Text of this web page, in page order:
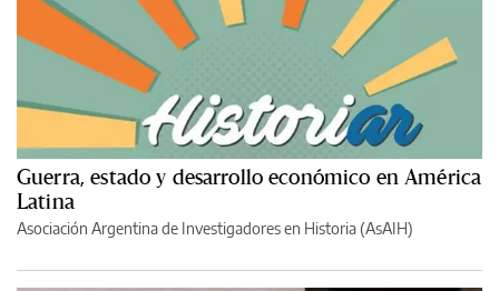
Guerra, estado y desarrollo económico en América
Latina
Asociación Argentina de Investigadores en Historia (AsAIH)